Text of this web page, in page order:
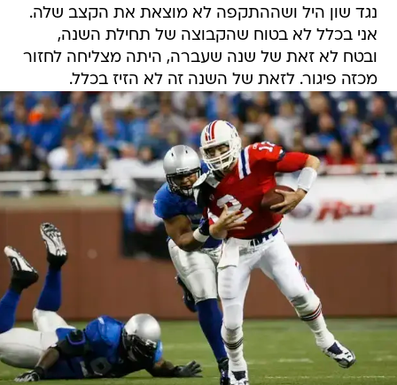
נגד שון היל ושההתקפה לא מוצאת את הקצב שלה.
אני בכלל לא בטוח שהקבוצה של תחילת השנה,
ובטח לא זאת של שנה שעברה, היתה מצליחה לחזור
מכזה פיגור. לזאת של השנה זה לא הזיז בכלל.